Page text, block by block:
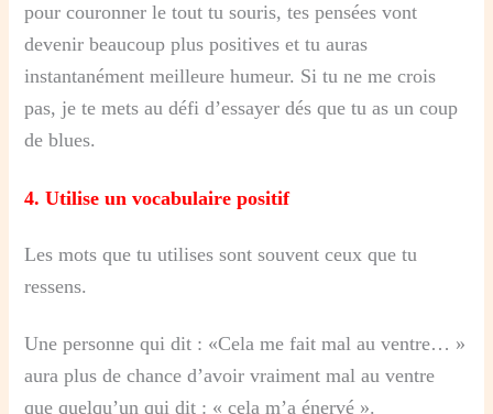
pour couronner le tout tu souris, tes pensées vont
devenir beaucoup plus positives et tu auras
instantanément meilleure humeur. Si tu ne me crois
pas, je te mets au défi d’essayer dés que tu as un coup
de blues.
4. Utilise un vocabulaire positif
Les mots que tu utilises sont souvent ceux que tu
ressens.
Une personne qui dit : «Cela me fait mal au ventre… »
aura plus de chance d’avoir vraiment mal au ventre
que quelqu’un qui dit : « cela m’a énervé ».